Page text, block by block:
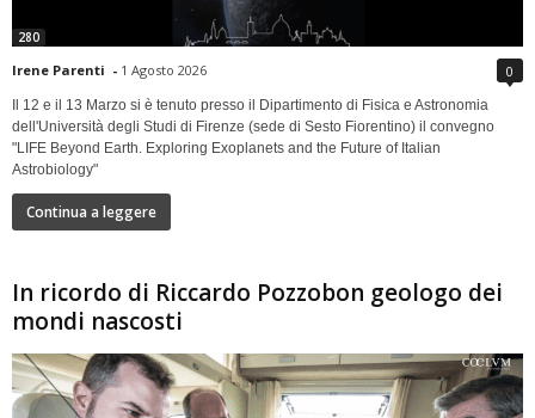
280
Irene Parenti - 1 Agosto 2026 0
Il 12 e il 13 Marzo si è tenuto presso il Dipartimento di Fisica e Astronomia
dell'Università degli Studi di Firenze (sede di Sesto Fiorentino) il convegno
"LIFE Beyond Earth. Exploring Exoplanets and the Future of Italian
Astrobiology"
Continua a leggere
In ricordo di Riccardo Pozzobon geologo dei
mondi nascosti